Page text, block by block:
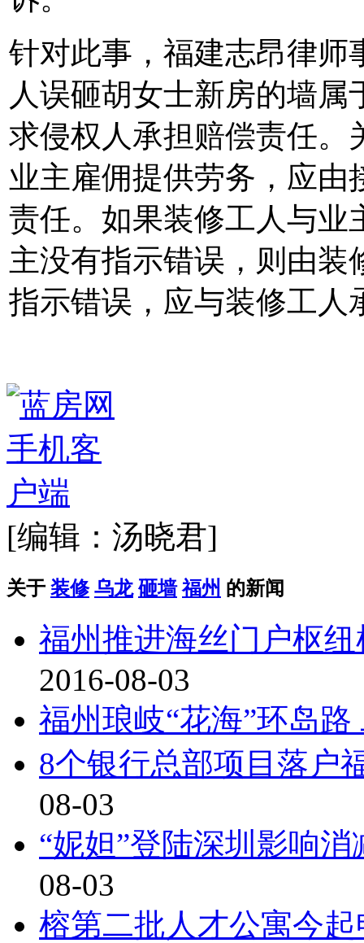
针对此事，福建志昂律师
人误砸胡女士新房的墙
求侵权人承担赔偿责任。
业主雇佣提供劳务，应由
责任。如果装修工人与业
主没有指示错误，则由装
指示错误，应与装修工人
[编辑：汤晓君]
关于 装修 乌龙 砸墙 福州 的新闻
福州推进海丝门户枢
2016-08-03
福州琅岐“花海”环岛
8个银行总部项目落户
08-03
“妮妲”登陆深圳影响
08-03
榕第二批人才公寓今